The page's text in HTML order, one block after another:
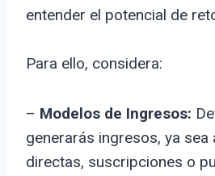
entender el potencial de
Para ello, considera:
– Modelos de Ingresos:
generarás ingresos, ya sea
directas, suscripciones o